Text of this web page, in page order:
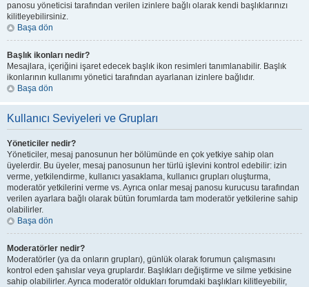
panosu yöneticisi tarafından verilen izinlere bağlı olarak kendi başlıklarınızı
kilitleyebilirsiniz.
Başa dön
Başlık ikonları nedir?
Mesajlara, içeriğini işaret edecek başlık ikon resimleri tanımlanabilir. Başlık
ikonlarının kullanımı yönetici tarafından ayarlanan izinlere bağlıdır.
Başa dön
Kullanıcı Seviyeleri ve Grupları
Yöneticiler nedir?
Yöneticiler, mesaj panosunun her bölümünde en çok yetkiye sahip olan
üyelerdir. Bu üyeler, mesaj panosunun her türlü işlevini kontrol edebilir: izin
verme, yetkilendirme, kullanıcı yasaklama, kullanıcı grupları oluşturma,
moderatör yetkilerini verme vs. Ayrıca onlar mesaj panosu kurucusu tarafından
verilen ayarlara bağlı olarak bütün forumlarda tam moderatör yetkilerine sahip
olabilirler.
Başa dön
Moderatörler nedir?
Moderatörler (ya da onların grupları), günlük olarak forumun çalışmasını
kontrol eden şahıslar veya gruplardır. Başlıkları değiştirme ve silme yetkisine
sahip olabilirler. Ayrıca moderatör oldukları forumdaki başlıkları kilitleyebilir,